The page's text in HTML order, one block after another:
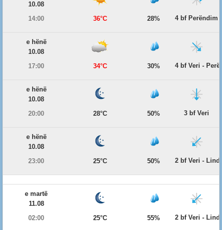
10.08
14:00
36°C 28% 4 bf Perëndim
e hënë
10.08
17:00
34°C 30% 4 bf Veri -
e hënë
10.08
20:00
28°C 50% 3 bf Veri
e hënë
10.08
23:00
25°C 50% 2 bf Veri -
e martë
11.08
02:00
25°C 55% 2 bf Veri -